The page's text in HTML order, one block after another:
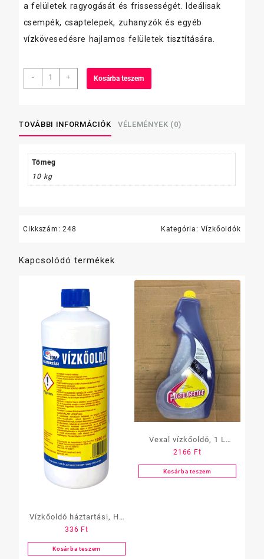
a felületek ragyogását és frissességét. Ideálisak
csempék, csaptelepek, zuhanyzók és egyéb
vízkövesedésre hajlamos felületek tisztítására.
-
Tana
BR
vízkőoldó,
10
mennyiség
+ Kosárba teszem
TOVÁBBI INFORMÁCIÓK VÉLEMÉNYEK (0)
Tömeg
10 kg
Cikkszám:248 Kategória: Vízkőoldók
Kapcsolódó termékek
Vízkőoldó háztartási, HT
1 L
336 Ft
Kosárba teszem
Vexal vízkőoldó, 1 L
nagyhatásu
2166 Ft
Kosárba teszem